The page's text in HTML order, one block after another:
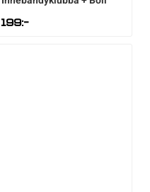
199:-